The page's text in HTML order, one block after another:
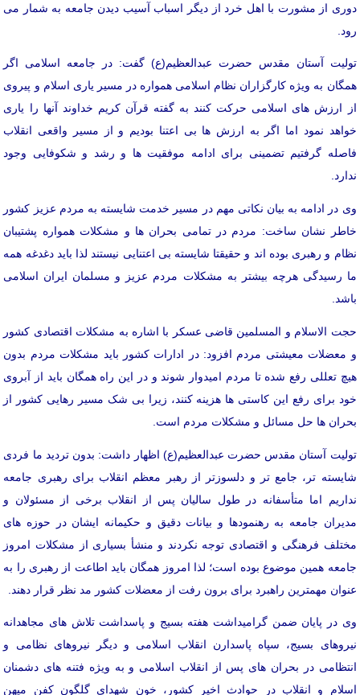
دوری از مشورت با اهل خرد از دیگر اسباب آسیب دیدن جامعه به شمار می
رود.
تولیت آستان مقدس حضرت عبدالعظیم(ع) گفت: در جامعه اسلامی اگر
همگان به ویژه کارگزاران نظام اسلامی همواره در مسیر یاری اسلام و پیروی
از ارزش های اسلامی حرکت کنند به گفته قرآن کریم خداوند آنها را یاری
خواهد نمود اما اگر به ارزش ها بی اعتنا بودیم و از مسیر واقعی انقلاب
فاصله گرفتیم تضمینی برای ادامه موفقیت ها و رشد و شکوفایی وجود
ندارد.
وی در ادامه به بیان نکاتی مهم در مسیر خدمت شایسته به مردم عزیز کشور
خاطر نشان ساخت: مردم در تمامی بحران ها و مشکلات همواره پشتیبان
نظام و رهبری بوده اند و حقیقتا شایسته بی اعتنایی نیستند لذا باید دغدغه همه
ما رسیدگی هرچه بیشتر به مشکلات مردم عزیز و مسلمان ایران اسلامی
باشد.
حجت الاسلام و المسلمین قاضی عسکر با اشاره به مشکلات اقتصادی کشور
و معضلات معیشتی مردم افزود: در ادارات کشور باید مشکلات مردم بدون
هیچ تعللی رفع شده تا مردم امیدوار شوند و در این راه همگان باید از آبروی
خود برای رفع این کاستی ها هزینه کنند، زیرا بی شک مسیر رهایی کشور از
بحران ها حل مسائل و مشکلات مردم است.
تولیت آستان مقدس حضرت عبدالعظیم(ع) اظهار داشت: بدون تردید ما فردی
شایسته تر، جامع تر و دلسوزتر از رهبر معظم انقلاب برای رهبری جامعه
نداریم اما متأسفانه در طول سالیان پس از انقلاب برخی از مسئولان و
مدیران جامعه به رهنمودها و بیانات دقیق و حکیمانه ایشان در حوزه های
مختلف فرهنگی و اقتصادی توجه نکردند و منشأ بسیاری از مشکلات امروز
جامعه همین موضوع بوده است؛ لذا امروز همگان باید اطاعت از رهبری را به
عنوان مهمترین راهبرد برای برون رفت از معضلات کشور مد نظر قرار دهند.
وی در پایان ضمن گرامیداشت هفته بسیج و پاسداشت تلاش های مجاهدانه
نیروهای بسیج، سپاه پاسدارن انقلاب اسلامی و دیگر نیروهای نظامی و
انتظامی در بحران های پس از انقلاب اسلامی و به ویژه فتنه های دشمنان
اسلام و انقلاب در حوادث اخیر کشور، خون شهدای گلگون کفن میهن